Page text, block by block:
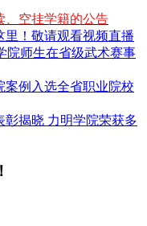
、空挂学籍的公告
里！敬请观看视频直播
院师生在省级武术赛事
案例入选全省职业院校
揭晓 力明学院荣获多